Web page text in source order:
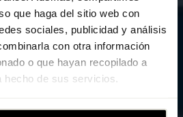
que haga del sitio web con
sociales, publicidad y análisis
con otra información
o que hayan recopilado a
hecho de sus servicios.